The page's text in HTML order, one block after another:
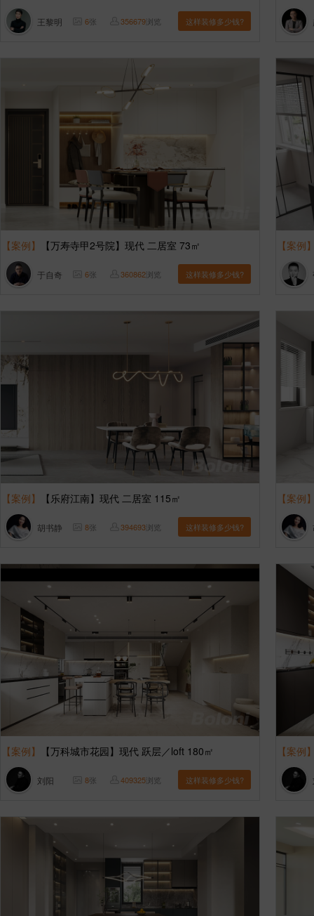
王黎明 6张 356679浏览 这样装修多少钱?
【案例】 【万寿寺甲2号院】现代 二居室 73㎡
于自奇 6张 360862浏览 这样装修多少钱?
【案例
【案例】 【乐府江南】现代 二居室 115㎡
胡书静 8张 394693浏览 这样装修多少钱?
【案例
【案例】 【万科城市花园】现代 跃层／loft 180㎡
刘阳 8张 409325浏览 这样装修多少钱?
【案例